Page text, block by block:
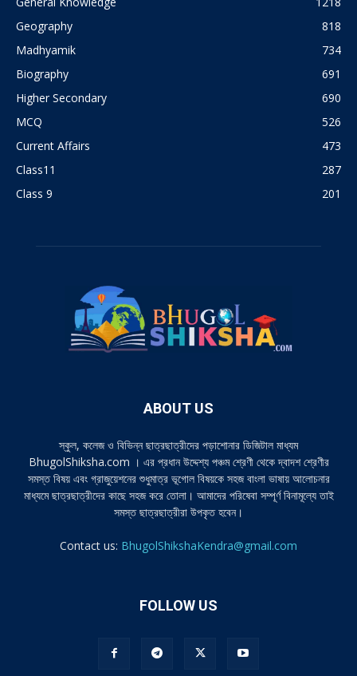
Geography
818
Madhyamik
734
Biography
691
Higher Secondary
690
MCQ
526
Current Affairs
473
Class11
287
Class 9
201
ABOUT US
স্কুল, কলেজ ও বিভিন্ন ছাত্রছাত্রীদের পড়াশোনার ডিজিটাল মাধ্যম
BhugolShiksha.com । এর প্রধান উদ্দেশ্য পঞ্চম শ্রেণী থেকে দ্বাদশ শ্রেণীর
সমস্ত বিষয় এবং গ্রাজুয়েশনের শুধুমাত্র ভূগোল বিষয়কে সহজ বাংলা ভাষায় আলোচনার
মাধ্যমে ছাত্রছাত্রীদের কাছে সহজ করে তোলা। আমাদের পরিষেবা সম্পূর্ণ বিনামূল্যে তাই
সমস্ত ছাত্রছাত্রীরা উপকৃত হবেন।
Contact us: BhugolShikshaKendra@gmail.com
FOLLOW US